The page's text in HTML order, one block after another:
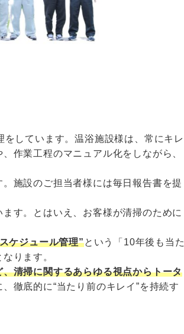
しています。温浴施設様は、常にキレ
作業工程のマニュアル化をしながら、
施設のご担当者様には毎日報告書を提
す。とはいえ、お客様が清掃のために
ケジュール管理”という「10年後も当た
ります。
清掃に関するあらゆる視点からトータ
徹底的に“当たり前のキレイ”を持続す